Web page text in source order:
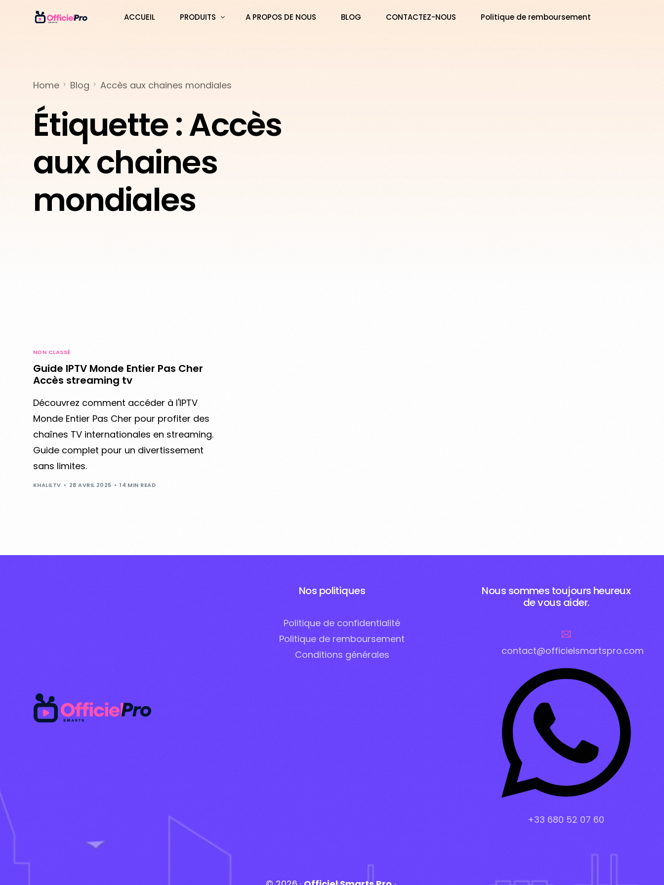
ACCUEIL PRODUITS
24 MOIS
IPTV SMARTERS PRO – Abonnement 3 mois PREMIUM
IPTV SMARTERS PRO – Abonnement 12 mois PREMIUM
A PROPOS DE NOUS BLOG CONTACTEZ-NOUS Politique de remboursement
Home Blog Accès aux chaines mondiales
Étiquette :Accès
aux chaines
mondiales
NON CLASSÉ
Guide IPTV Monde Entier Pas Cher
Accès streaming tv
Découvrez comment accéder à l'IPTV
Monde Entier Pas Cher pour profiter des
chaînes TV internationales en streaming.
Guide complet pour un divertissement
sans limites.
KHALILTV 28 AVRIL 2025 14 MIN READ
Nos politiques
Politique de confidentialité
Politique de remboursement
Conditions générales
Nous sommes toujours heureux
de vous aider.
contact@officielsmartspro.com
+33 680 52 07 60